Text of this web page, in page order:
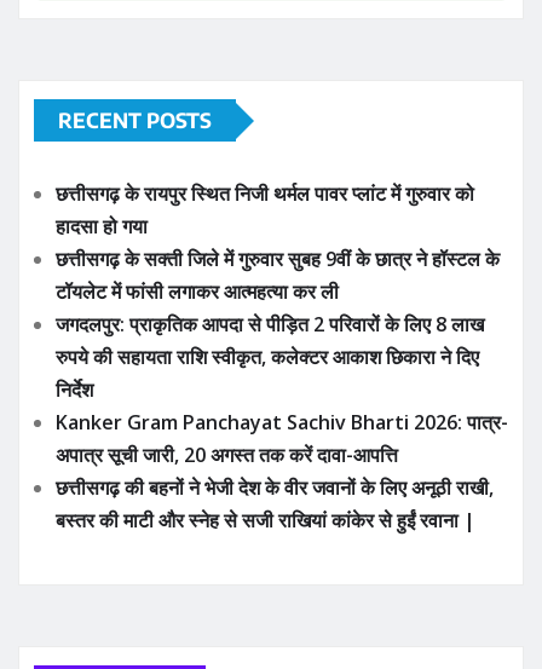
छत्तीसगढ़ के रायपुर स्थित निजी थर्मल पावर प्लांट में गुरुवार को
टॉयलेट में फांसी लगाकर आत्महत्या कर ली
जगदलपुर: प्राकृतिक आपदा से पीड़ित 2 परिवारों के लिए 8 लाख
निर्देश
Kanker Gram Panchayat Sachiv Bharti 2026: पात्र-
अपात्र सूची जारी, 20 अगस्त तक करें दावा-आपत्ति
छत्तीसगढ़ की बहनों ने भेजी देश के वीर जवानों के लिए अनूठी राखी,
बस्तर की माटी और स्नेह से सजी राखियां कांकेर से हुईं रवाना |
APPLY NOW